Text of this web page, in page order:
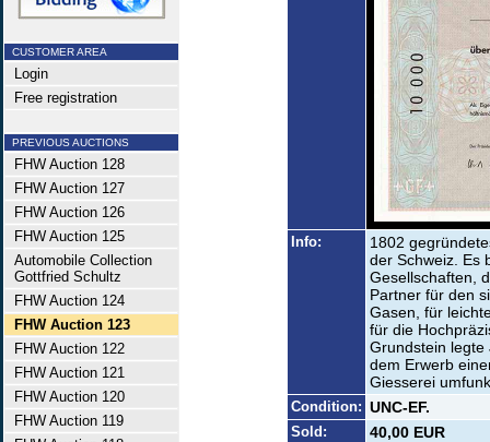
CUSTOMER AREA
Login
Free registration
PREVIOUS AUCTIONS
FHW Auction 128
FHW Auction 127
FHW Auction 126
FHW Auction 125
Automobile Collection
Gottfried Schultz
FHW Auction 124
FHW Auction 123
FHW Auction 122
FHW Auction 121
FHW Auction 120
FHW Auction 119
Info:
1802
der Schweiz. Es
Gesellschaften,
Partner für den
Gasen, für
für die
Grundstein legte
dem Erwerb
Giesserei
Condition: UNC-EF.
Sold: 40,00 EUR